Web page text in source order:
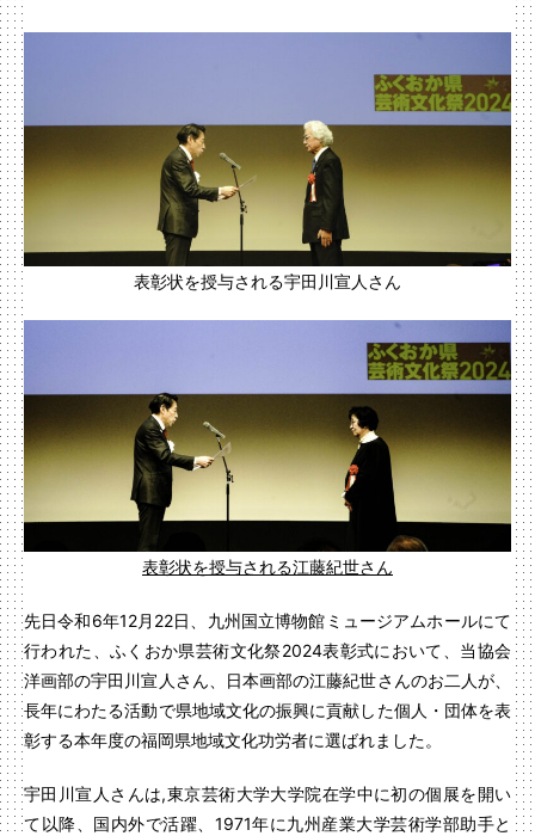
表彰状を授与される宇田川宣人さん
表彰状を授与される江藤紀世さん
先日令和6年12月22日、九州国立博物館ミュージアムホールにて
行われた、ふくおか県芸術文化祭2024表彰式において、当協会
洋画部の宇田川宣人さん、日本画部の江藤紀世さんのお二人が、
長年にわたる活動で県地域文化の振興に貢献した個人・団体を表
彰する本年度の福岡県地域文化功労者に選ばれました。
宇田川宣人さんは,東京芸術大学大学院在学中に初の個展を開い
て以降、国内外で活躍、1971年に九州産業大学芸術学部助手と